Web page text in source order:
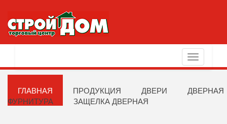
Toggle
navigation
ГЛАВНАЯ ПРОДУКЦИЯ ДВЕРИ
ДВЕРНАЯ
ФУРНИТУРА
ЗАЩЕЛКА ДВЕРНАЯ